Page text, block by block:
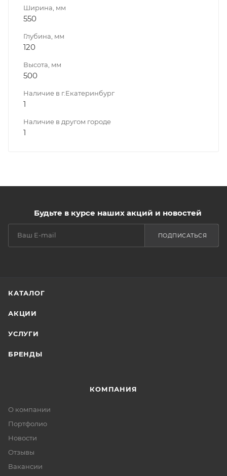
Ширина, мм
550
Глубина, мм
120
Высота, мм
500
Наличие в г.Екатеринбург
1
Наличие в другом городе
1
Будьте в курсе наших акций и новостей
ПОДПИСАТЬСЯ
КАТАЛОГ
АКЦИИ
УСЛУГИ
БРЕНДЫ
КОМПАНИЯ
О компании
Портфолио
Новости
Отзывы
Вакансии